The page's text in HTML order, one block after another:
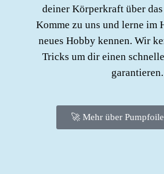
deiner Körperkraft über
Komme zu uns und lerne im
neues Hobby kennen. Wir
Tricks um dir einen
garantieren.
🚀 Mehr über